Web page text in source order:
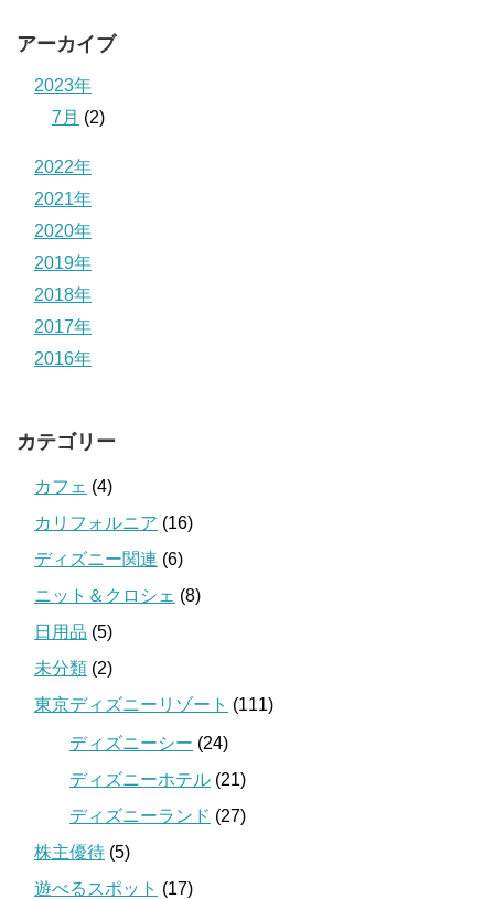
アーカイブ
2023年
7月 (2)
2022年
2021年
2020年
2019年
2018年
2017年
2016年
カテゴリー
カフェ (4)
カリフォルニア (16)
ディズニー関連 (6)
ニット＆クロシェ (8)
日用品 (5)
未分類 (2)
東京ディズニーリゾート (111)
ディズニーシー (24)
ディズニーホテル (21)
ディズニーランド (27)
株主優待 (5)
遊べるスポット (17)